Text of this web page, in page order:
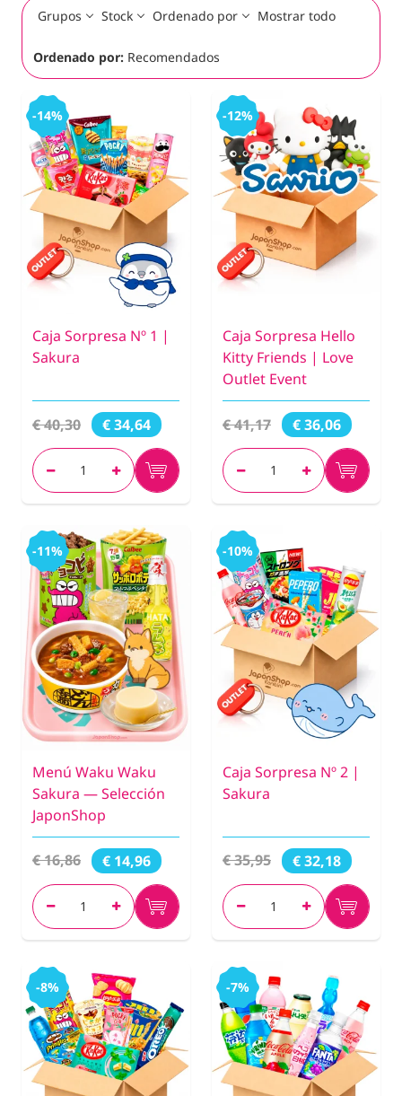
Grupos Stock Ordenado por Mostrar todo
Ordenado por: Recomendados
-14%
Caja Sorpresa Nº 1 |
Sakura
€ 40,30 € 34,64
-12%
Caja Sorpresa Hello
Kitty Friends | Love
Outlet Event
€ 41,17 € 36,06
-11%
Menú Waku Waku
Sakura — Selección
JaponShop
€ 16,86 € 14,96
-10%
Caja Sorpresa Nº 2 |
Sakura
€ 35,95 € 32,18
-8% -7%